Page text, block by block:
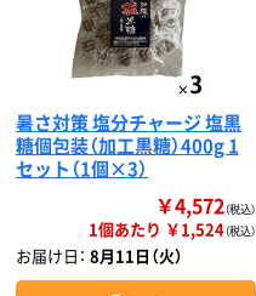
暑さ対策 塩分チャージ 塩黒
糖個包装（加工黒糖）400g 1
セット（1個×3）
￥4,572（税込）
1個あたり ￥1,524（税込）
お届け日： 8月11日（火）